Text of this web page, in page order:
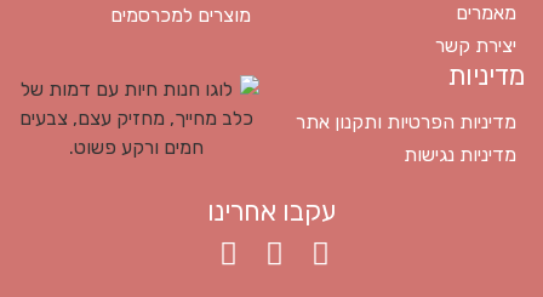
מאמרים
יצירת קשר
מוצרים למכרסמים
מדיניות
מדיניות הפרטיות ותקנון אתר
מדיניות נגישות
עקבו אחרינו